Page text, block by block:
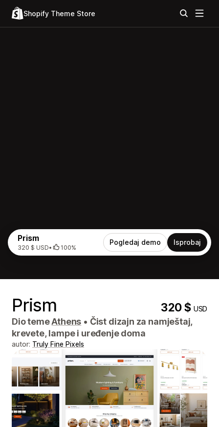
Shopify Theme Store
Prism
320 $ USD• 100%
Pogledaj demo Isprobaj
Prism 320 $USD
Dio temeAthens • Čist dizajn za namještaj,
krevete, lampe i uređenje doma
autor: Truly Fine Pixels